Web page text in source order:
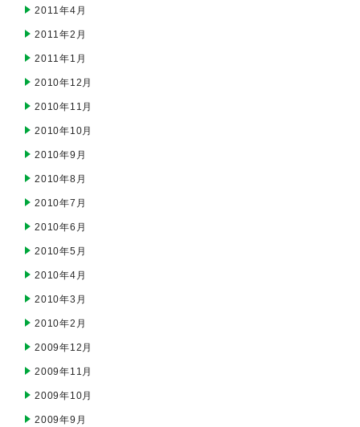
2011年4月
2011年2月
2011年1月
2010年12月
2010年11月
2010年10月
2010年9月
2010年8月
2010年7月
2010年6月
2010年5月
2010年4月
2010年3月
2010年2月
2009年12月
2009年11月
2009年10月
2009年9月